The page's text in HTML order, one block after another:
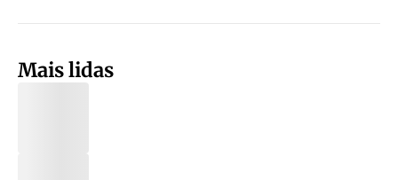
Mais lidas